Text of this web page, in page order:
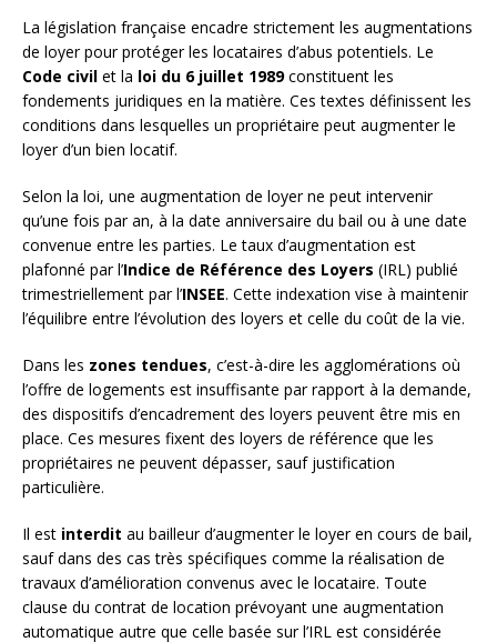
La législation française encadre strictement les augmentations
de loyer pour protéger les locataires d’abus potentiels. Le
Code civil et la loi du 6 juillet 1989constituent les
fondements juridiques en la matière. Ces textes définissent les
conditions dans lesquelles un propriétaire peut augmenter le
loyer d’un bien locatif.
Selon la loi, une augmentation de loyer ne peut intervenir
qu’une fois par an, à la date anniversaire du bail ou à une date
convenue entre les parties. Le taux d’augmentation est
plafonné par l’Indice de Référence des Loyers (IRL) publié
trimestriellement par l’INSEE. Cette indexation vise à maintenir
l’équilibre entre l’évolution des loyers et celle du coût de la vie.
Dans les zones tendues, c’est-à-dire les agglomérations où
l’offre de logements est insuffisante par rapport à la demande,
des dispositifs d’encadrement des loyers peuvent être mis en
place. Ces mesures fixent des loyers de référence que les
propriétaires ne peuvent dépasser, sauf justification
particulière.
Il est interdit au bailleur d’augmenter le loyer en cours de bail,
sauf dans des cas très spécifiques comme la réalisation de
travaux d’amélioration convenus avec le locataire. Toute
clause du contrat de location prévoyant une augmentation
automatique autre que celle basée sur l’IRL est considérée